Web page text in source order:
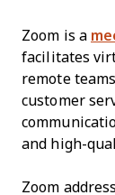
Zoom is a
facilitates
remote
customer
and high-
Zoom